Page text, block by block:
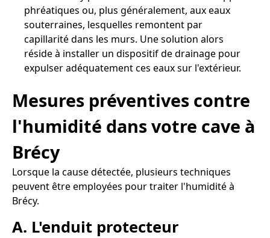
phréatiques ou, plus généralement, aux eaux
souterraines, lesquelles remontent par
capillarité dans les murs. Une solution alors
réside à installer un dispositif de drainage pour
expulser adéquatement ces eaux sur l'extérieur.
Mesures préventives contre
l'humidité dans votre cave à
Brécy
Lorsque la cause détectée, plusieurs techniques
peuvent être employées pour traiter l'humidité à
Brécy.
A. L'enduit protecteur